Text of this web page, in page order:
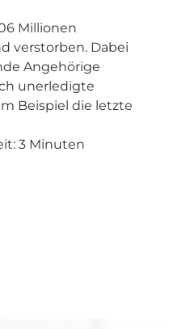
Millionen
verstorben. Dabei
Angehörige
unerledigte
Beispiel die letzte
3 Minuten